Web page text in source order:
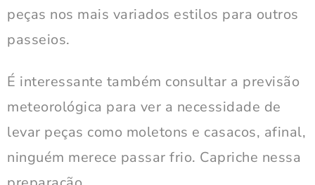
peças nos mais variados estilos para outros
passeios.
É interessante também consultar a previsão
meteorológica para ver a necessidade de
levar peças como moletons e casacos, afinal,
ninguém merece passar frio. Capriche nessa